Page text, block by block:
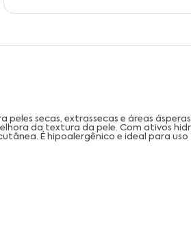
secas, extrassecas e áreas
da textura da pele. Com ativos
É hipoalergênico e ideal para uso